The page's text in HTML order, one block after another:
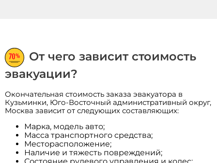
От чего зависит стоимость
эвакуации?
Окончательная стоимость заказа эвакуатора в
Кузьминки, Юго-Восточный административный округ,
Москва зависит от следующих составляющих:
Марка, модель авто;
Масса транспортного средства;
Месторасположение;
Наличие и тяжесть повреждений;
Состояние рулевого управления и колес;